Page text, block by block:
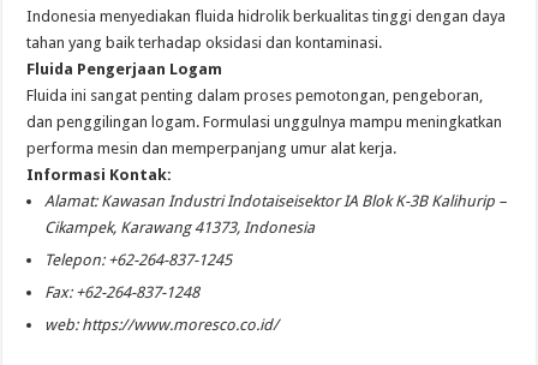
Indonesia menyediakan fluida hidrolik berkualitas tinggi dengan daya
tahan yang baik terhadap oksidasi dan kontaminasi.
Fluida Pengerjaan Logam
Fluida ini sangat penting dalam proses pemotongan, pengeboran,
dan penggilingan logam. Formulasi unggulnya mampu meningkatkan
performa mesin dan memperpanjang umur alat kerja.
Informasi Kontak:
Alamat: Kawasan Industri Indotaiseisektor IA Blok K-3B Kalihurip –
Cikampek, Karawang 41373, Indonesia
Telepon: +62-264-837-1245
Fax: +62-264-837-1248
web: https://www.moresco.co.id/